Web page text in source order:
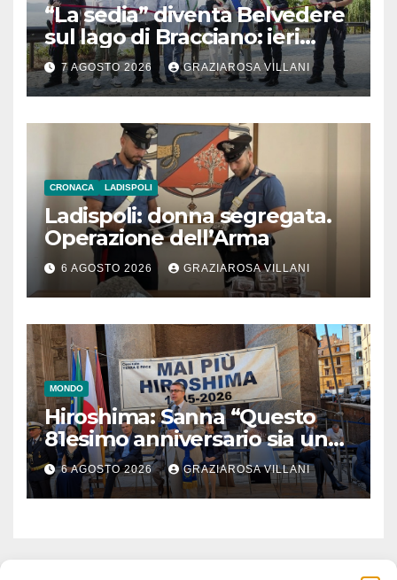
“La sedia” diventa Belvedere
sul lago di Bracciano: ieri
l’inaugurazione
7 AGOSTO 2026 GRAZIAROSA VILLANI
CRONACA LADISPOLI
Ladispoli: donna segregata.
Operazione dell’Arma
6 AGOSTO 2026 GRAZIAROSA VILLANI
MONDO
Hiroshima: Sanna “Questo
81esimo anniversario sia un
monito per tutti”
6 AGOSTO 2026 GRAZIAROSA VILLANI